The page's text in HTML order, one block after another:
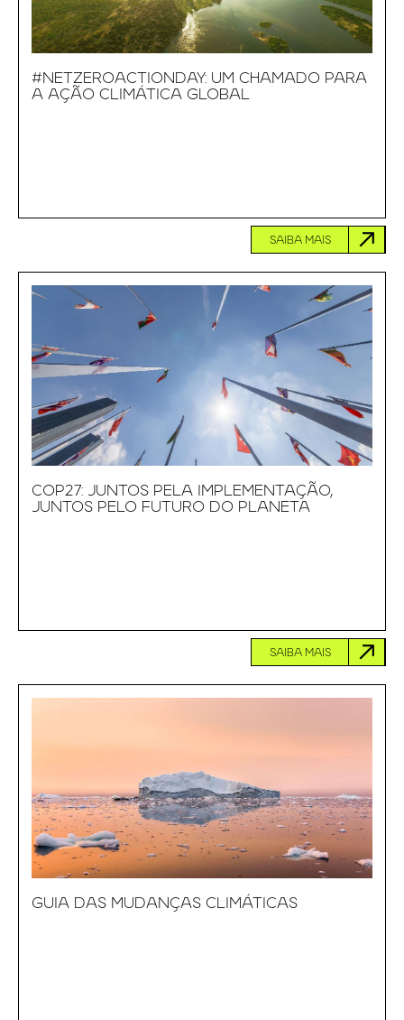
#NETZEROACTIONDAY: UM CHAMADO PARA
A AÇÃO CLIMÁTICA GLOBAL
SAIBA MAIS
COP27: JUNTOS PELA IMPLEMENTAÇÃO,
JUNTOS PELO FUTURO DO PLANETA
SAIBA MAIS
GUIA DAS MUDANÇAS CLIMÁTICAS